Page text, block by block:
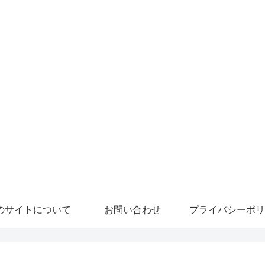
サイトについて お問い合わせ プライバシーポ